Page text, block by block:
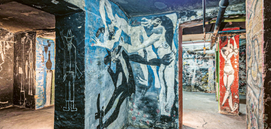
Stellenangebote Newsletter Presse
Nachhaltigkeit Kontakt
Digitale Sammlungen Exil-Archive